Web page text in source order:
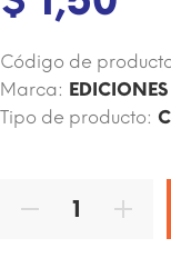
Código de
Marca:
Tipo de producto: